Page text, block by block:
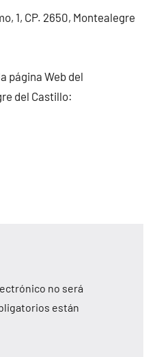
1, CP. 2650, Montealegre
página Web del
del Castillo:
no será
están